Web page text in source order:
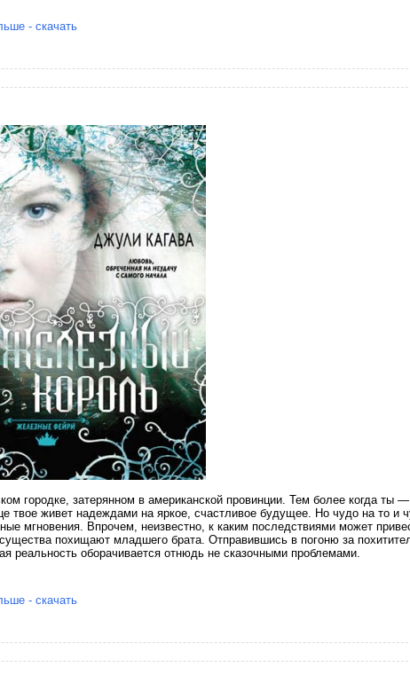
- скачать
городке, затерянном в американской провинции. Тем более когда ты
твое живет надеждами на яркое, счастливое будущее. Но чудо на то и
мгновения. Впрочем, неизвестно, к каким последствиями может
похищают младшего брата. Отправившись в погоню за
реальность оборачивается отнюдь не сказочными проблемами.
- скачать